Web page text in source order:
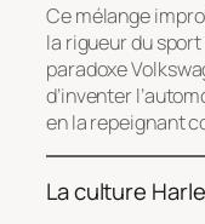
Ce mélange
la rigueur du
paradoxe
d’inventer
en la repeignant
La culture